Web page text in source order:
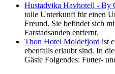
Hustadvika Havhotell - By
tolle Unterkunft für einen
Freund. Sie befindet sich
Farstadsanden entfernt.
Thon Hotel Moldefjord ist
ebenfalls erlaubt sind. In
Gäste Folgendes: Futter-